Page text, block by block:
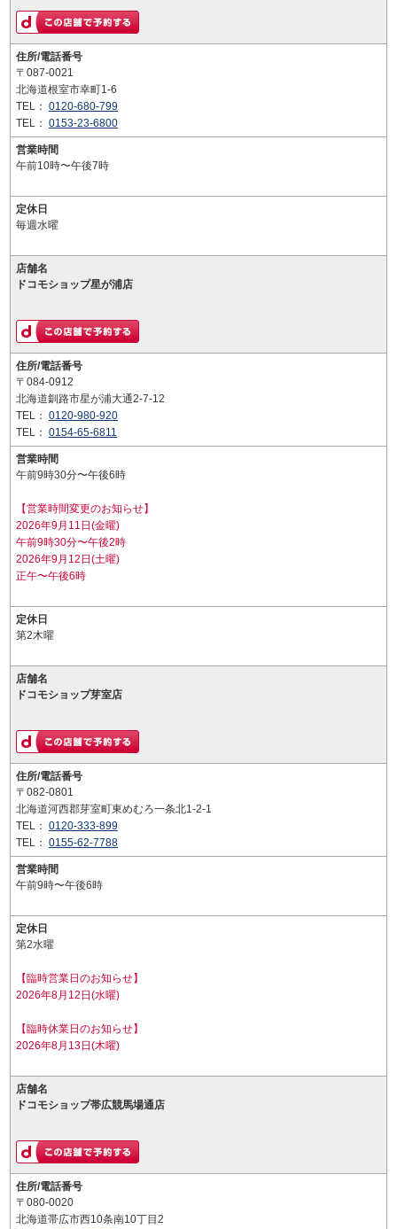
住所/電話番号
〒087-0021
北海道根室市幸町1-6
TEL： 0120-680-799
TEL： 0153-23-6800
営業時間
午前10時〜午後7時
定休日
毎週水曜
店舗名
ドコモショップ星が浦店
住所/電話番号
〒084-0912
北海道釧路市星が浦大通2-7-12
TEL： 0120-980-920
TEL： 0154-65-6811
営業時間
午前9時30分〜午後6時
【営業時間変更のお知らせ】
2026年9月11日(金曜)
午前9時30分〜午後2時
2026年9月12日(土曜)
正午〜午後6時
定休日
第2木曜
店舗名
ドコモショップ芽室店
住所/電話番号
〒082-0801
北海道河西郡芽室町東めむろ一条北1-2-1
TEL： 0120-333-899
TEL： 0155-62-7788
営業時間
午前9時〜午後6時
定休日
第2水曜
【臨時営業日のお知らせ】
2026年8月12日(水曜)
【臨時休業日のお知らせ】
2026年8月13日(木曜)
店舗名
ドコモショップ帯広競馬場通店
住所/電話番号
〒080-0020
北海道帯広市西10条南10丁目2